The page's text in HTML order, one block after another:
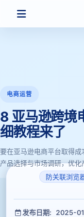
电商运营
8 亚马逊跨境
细教程来了
要在亚马逊电商平台取得
产品选择与市场调研，优
防关联浏览
发布日期: 2025-